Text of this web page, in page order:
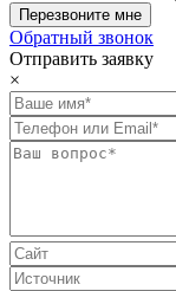
Обратный звонок
Отправить заявку
×